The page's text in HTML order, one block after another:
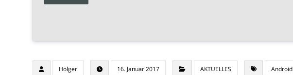
Holger 16. Januar 2017 AKTUELLES Android